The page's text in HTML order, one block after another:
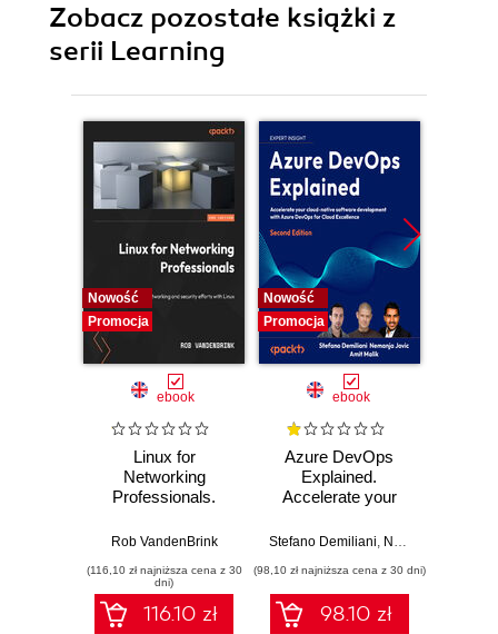
Zobacz pozostałe książki z
serii Learning
Nowość
Promocja
ebook
Linux for
Networking
Professionals.
networking and
Linux - Second
Edition
Rob VandenBrink
(116,10 zł najniższa cena z 30
dni)
116.10 zł
Nowość
Promocja
ebook
Azure DevOps
Explained.
Accelerate your
software
Azure DevOps for
Cloud Excellence -
Second Edition
Stefano Demiliani Nemanja Jovic
(98,10 zł najniższa cena z 30 dni)
98.10 zł